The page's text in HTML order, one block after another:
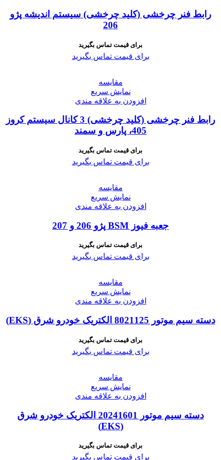
رابط فنر چرخشی (کلید چرخشی) سیستم اندیشه پژو
206
برای قیمت تماس بگیرید
برای قیمت تماس بگیرید
مقايسه
نمایش سریع
افزودن به علاقه مندی
رابط فنر چرخشی (کلید چرخشی) 3 کانال سیستم کروز
405، پارس و سمند
برای قیمت تماس بگیرید
برای قیمت تماس بگیرید
مقايسه
نمایش سریع
افزودن به علاقه مندی
جعبه فیوز BSM پژو 206 و 207
برای قیمت تماس بگیرید
برای قیمت تماس بگیرید
مقايسه
نمایش سریع
افزودن به علاقه مندی
دسته سیم موتور 8021125 الکتریک خودرو شرق (EKS)
برای قیمت تماس بگیرید
برای قیمت تماس بگیرید
مقايسه
نمایش سریع
افزودن به علاقه مندی
دسته سیم موتور 20241601 الکتریک خودرو شرق
(EKS)
برای قیمت تماس بگیرید
برای قیمت تماس بگیرید